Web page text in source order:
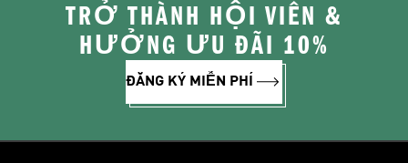
TRỞ THÀNH HỘI VIÊN &
HƯỞNG ƯU ĐÃI 10%
ĐĂNG KÝ MIỄN PHÍ